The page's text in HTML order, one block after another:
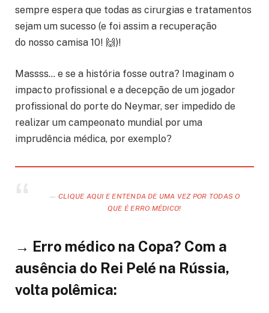
sempre espera que todas as cirurgias e tratamentos
sejam um sucesso (e foi assim a recuperação
do nosso camisa 10! 🙌)!
Massss… e se a história fosse outra? Imaginam o
impacto profissional e a decepção de um jogador
profissional do porte do Neymar, ser impedido de
realizar um campeonato mundial por uma
imprudência médica, por exemplo?
CLIQUE AQUI E ENTENDA DE UMA VEZ POR TODAS O
QUE É ERRO MÉDICO!
→ Erro médico na Copa? Com a
ausência do Rei Pelé na Rússia,
volta polêmica: